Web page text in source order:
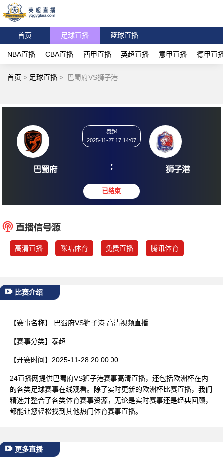
首页 足球直播 篮球直播
NBA直播 CBA直播 西甲直播 英超直播 意甲直播 德甲直
首页 > 足球直播 > 巴蜀府VS狮子港
巴蜀府
2025-11-27 17:14:07
: 狮
高清直播 咪咕体育 免费直播 腾讯体育
比赛介绍
【赛事名称】 巴蜀府VS狮子港 高清视频直播
【赛事分类】 泰超
【开赛时间】 2025-11-28 20:00:00
24直播网提供巴蜀府VS狮子港赛事高清直播，还包括欧洲杯在内
的各类足球赛事在线观看。除了实时更新的欧洲杯比赛直播，我们
精选并整合了各类体育赛事资源，无论是实时赛事还是经典回顾，
都能让您轻松找到其他热门体育赛事直播。
更多直播